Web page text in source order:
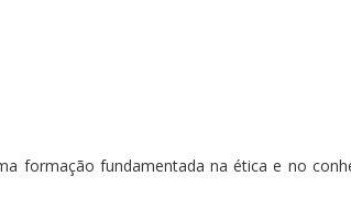
formação fundamentada na ética e no